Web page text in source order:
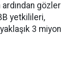
gözler
yetkilileri,
3 miyon